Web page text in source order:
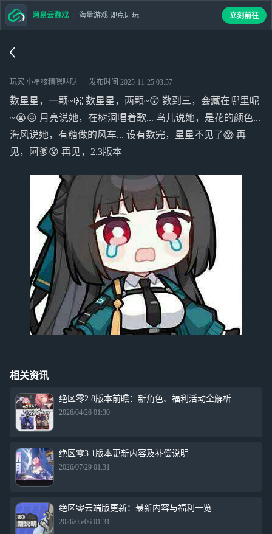
玩家 小星核精嗯呐哒 发布时间 2025-11-25 03:57
数星星，一颗~👐 数星星，两颗~😲 数到三，会藏在哪里呢
~😭😖 月亮说她，在树洞唱着歌... 鸟儿说她，是花的颜色...
海风说她，有糖做的风车... 设有数完，星星不见了😱 再
见，阿爹😰 再见，2.3版本
相关资讯
绝区零2.8版本前瞻：新角色、福利活动全解析
2026/04/26 01:30
绝区零3.1版本更新内容及补偿说明
2026/07/29 01:31
绝区零云端版更新：最新内容与福利一览
2026/05/06 01:31
网易云游戏 海量游戏 即点即玩 立刻前往